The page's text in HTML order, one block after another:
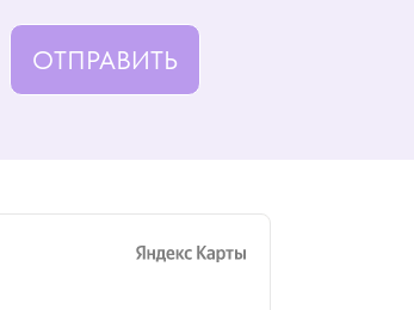
ОТПРАВИТЬ